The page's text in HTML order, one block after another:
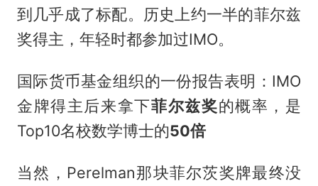
到几乎成了标配。历史上约一半的菲尔兹
奖得主，年轻时都参加过IMO。
国际货币基金组织的一份报告表明：IMO
金牌得主后来拿下菲尔兹奖的概率，是
Top10名校数学博士的50倍
当然，Perelman那块菲尔茨奖牌最终没